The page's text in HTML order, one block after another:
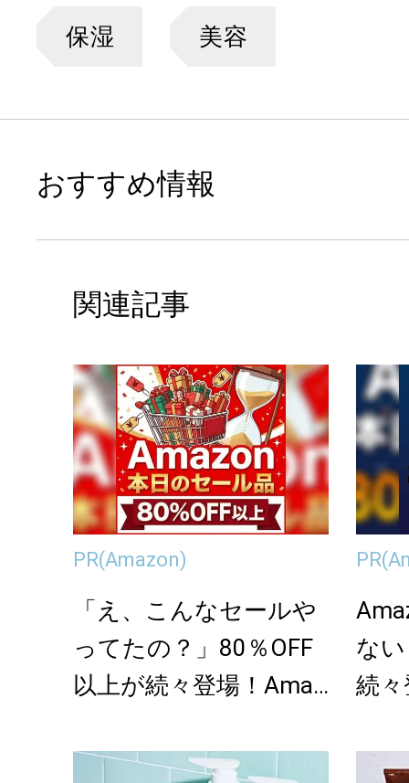
保湿 美容
おすすめ情報
関連記事
PR(Amazon)
「え、こんなセールや
ってたの？」80％OFF
以上が続々登場！Amaz
PR
な
続